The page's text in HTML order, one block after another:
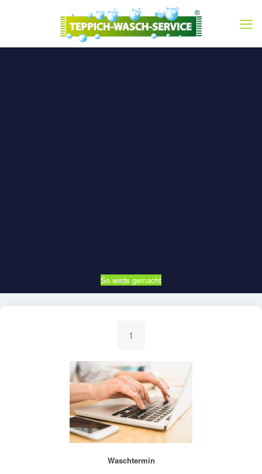
So wirds gemacht
1
Waschtermin